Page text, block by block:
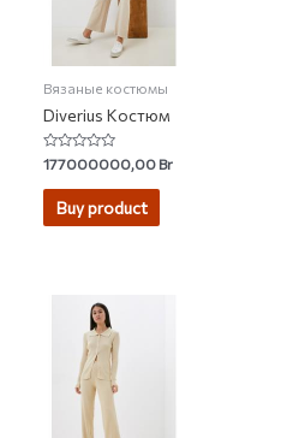
Вязаные костюмы
Diverius Костюм
Rated
0
out
177000000,00Br
Buy product